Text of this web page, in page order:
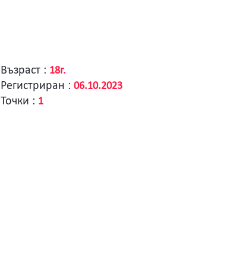
Възраст : 18г.
Регистриран : 06.10.2023
Точки : 1